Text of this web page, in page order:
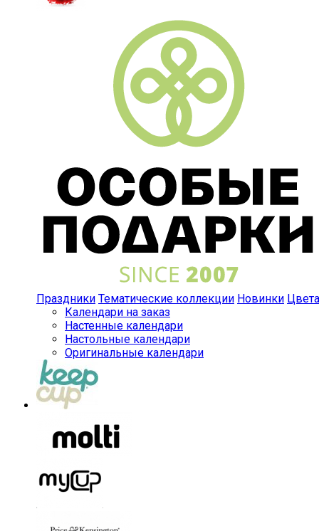
Праздники Тематические коллекции Новинки Цвета
Календари на заказ
Настенные календари
Настольные календари
Оригинальные календари